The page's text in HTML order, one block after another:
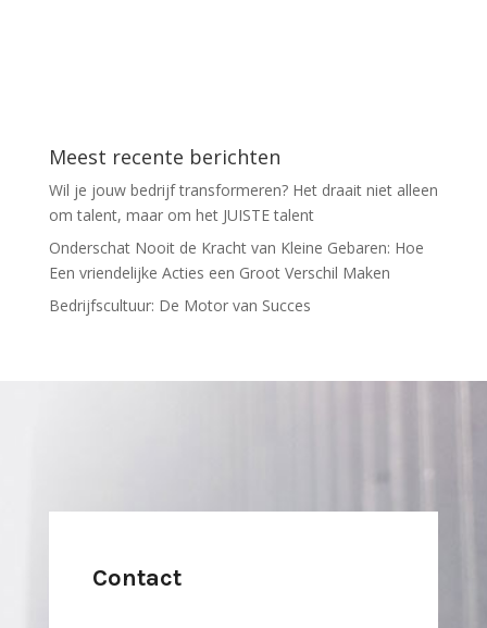
Meest recente berichten
Wil je jouw bedrijf transformeren? Het draait niet alleen
om talent, maar om het JUISTE talent
Onderschat Nooit de Kracht van Kleine Gebaren: Hoe
Een vriendelijke Acties een Groot Verschil Maken
Bedrijfscultuur: De Motor van Succes
Contact